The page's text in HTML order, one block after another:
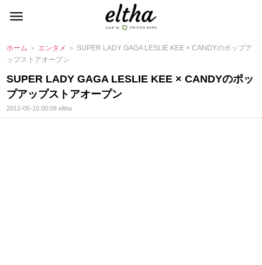
ホーム ＞ エンタメ ＞ SUPER LADY GAGA LESLIE KEE × CANDYのポップア
ップストアオープン
SUPER LADY GAGA LESLIE KEE × CANDYのポッ
プアップストアオープン
2012-05-10 00:08eltha